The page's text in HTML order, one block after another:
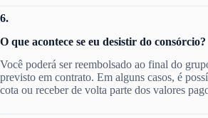
6.
O que acontece se eu desistir do consórcio?
Você poderá ser reembolsado ao final do
previsto em contrato. Em alguns casos, é
cota ou receber de volta parte dos valores